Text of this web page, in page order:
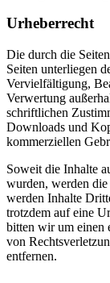
Urheberrecht
Die durch die
Seiten unterliegen
Vervielfältigung,
Verwertung
schriftlichen
Downloads und
kommerziellen
Soweit die Inhalte
wurden, werden die
werden Inhalte
trotzdem auf eine
bitten wir um einen
von
entfernen.